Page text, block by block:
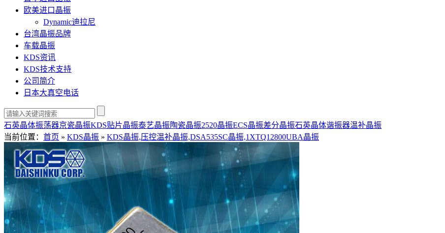
欧美进口晶振
Dynamic迪拉尼
台湾晶振品牌
车载晶振
KDS资讯
KDS技术支持
公司简介
日本大真空电话
石英晶体振荡器京瓷晶振KDS贴片晶振泰艺晶振陶瓷晶振2520晶振ECS晶振差分晶振石英晶体谐振器温补晶振
当前位置： 首页 » KDS晶振 » KDS晶振,压控温补晶振,DSA535SC晶振,1XTQ12800UBA晶振